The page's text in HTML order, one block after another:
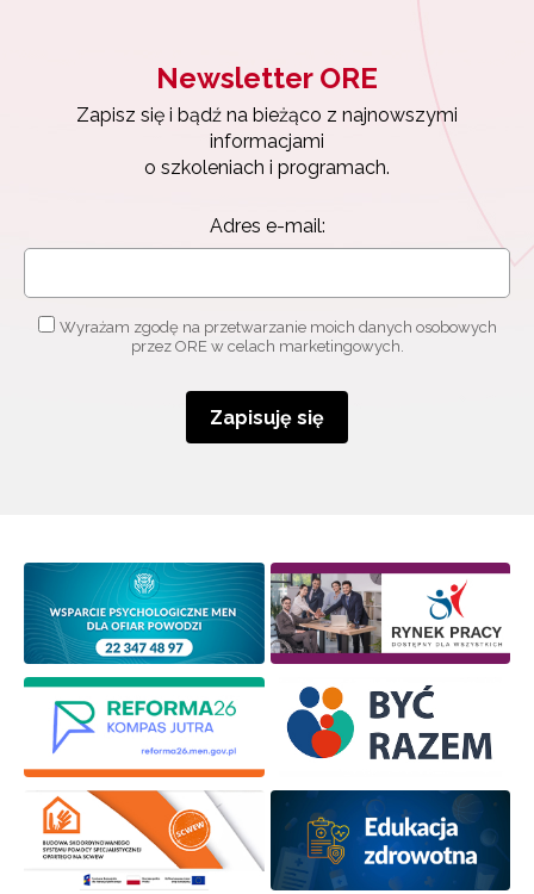
Newsletter ORE
Zapisz się i bądź na bieżąco z najnowszymi
informacjami
o szkoleniach i programach.
Adres e-mail:
Wyrażam zgodę na przetwarzanie moich danych osobowych
przez ORE w celach marketingowych.
Zapisuję się